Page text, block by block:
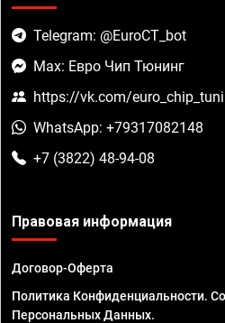
Telegram: @EuroCT_bot
Max: Евро Чип Тюнинг
https://vk.com/
WhatsApp: +79317082148
+7 (3822) 48-94-08
Правовая информация
Договор-Оферта
Политика Конфиденциальности.
Персональных Данных.